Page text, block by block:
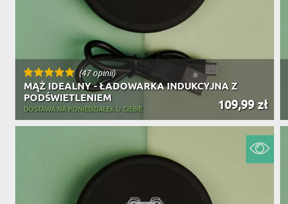
(47 opinii)
MĄŻ IDEALNY - ŁADOWARKA INDUKCYJNA Z
PODŚWIETLENIEM
109,99 zł
DOSTAWA NA PONIEDZIAŁEK U CIEBIE